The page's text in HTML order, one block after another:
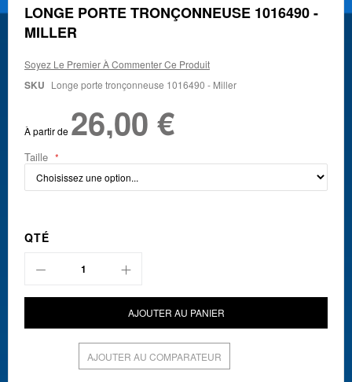
Skip
to
the
of
the
images
LONGE PORTE TRONÇONNEUSE 1016490 -
MILLER
Soyez Le Premier À Commenter Ce Produit
SKU Longe porte tronçonneuse 1016490 - Miller
À partir de 26,00 €
Taille
QTÉ
AJOUTER AU PANIER
AJOUTER AU COMPARATEUR